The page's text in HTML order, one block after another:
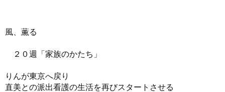
風、薫る
２０週「家族のかたち」
りんが東京へ戻り
直美との派出看護の生活を再びスタートさせる